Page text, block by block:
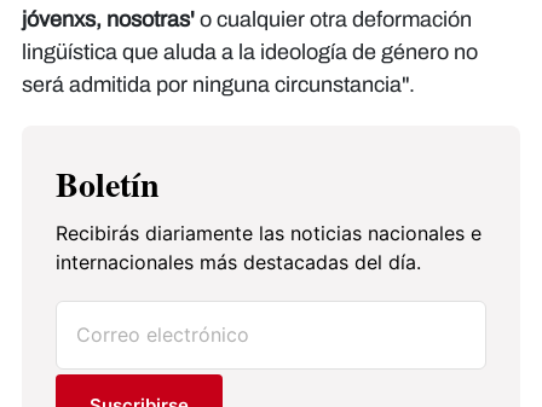
jóvenxs, nosotras' o cualquier otra deformación
lingüística que aluda a la ideología de género no
será admitida por ninguna circunstancia".
Boletín
Recibirás diariamente las noticias nacionales e
internacionales más destacadas del día.